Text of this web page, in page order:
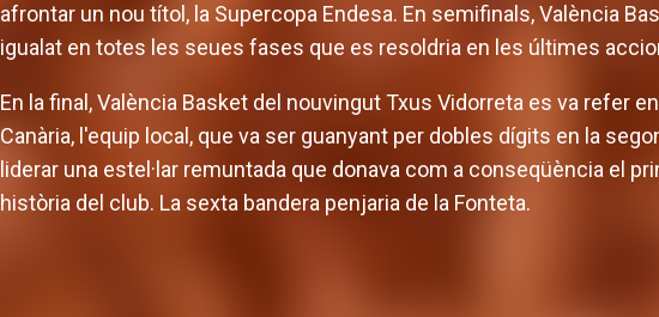
afrontar un nou títol, la Supercopa Endesa. En semifinals, València
igualat en totes les seues fases que es resoldria en les últimes
En la final, València Basket del nouvingut Txus Vidorreta es va refer
Canària, l'equip local, que va ser guanyant per dobles dígits en la
liderar una estel·lar remuntada que donava com a conseqüència el
història del club. La sexta bandera penjaria de la Fonteta.